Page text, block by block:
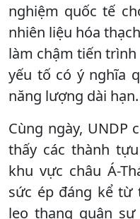
nghiệm quốc tế
nhiên liệu hóa
làm chậm tiến
yếu tố có ý nghĩa
năng lượng dài hạn.
Cùng ngày, UNDP
thấy các thành
khu vực châu Á-
sức ép đáng kể từ
leo thang quân